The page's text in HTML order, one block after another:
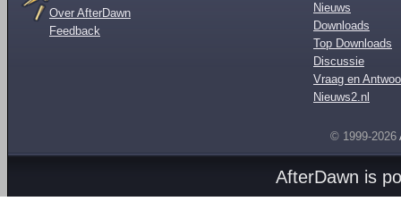
Over AfterDawn
Feedback
Nieuws
Downloads
Top Downloads
Discussie
Vraag en
Nieuws2.nl
© 1999-2026
AfterDawn is